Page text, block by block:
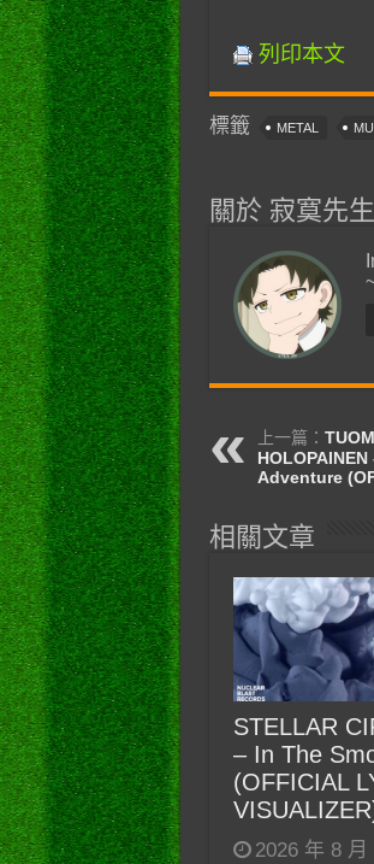
列印本文
標籤 METAL
關於 寂寞先生
上一篇：
Adventure
相關文章
STELLAR
– In The
(OFFICIAL
2026 年 8 月